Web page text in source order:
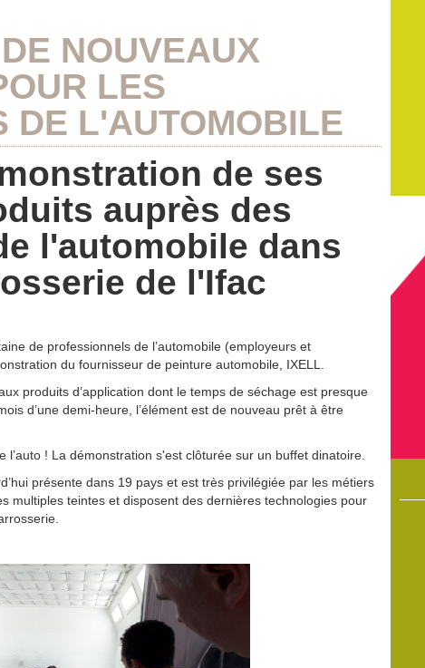
NOUVEAUX
LES
DE L'AUTOMOBILE
de ses
auprès des
l'automobile dans
de l'Ifac
de professionnels de l’automobile (employeurs et
du fournisseur de peinture automobile, IXELL.
produits d’application dont le temps de séchage est presque
d’une demi-heure, l’élément est de nouveau prêt à être
! La démonstration s'est clôturée sur un buffet dinatoire.
présente dans 19 pays et est très privilégiée par les métiers
multiples teintes et disposent des dernières technologies pour
18/05/2017
à toute